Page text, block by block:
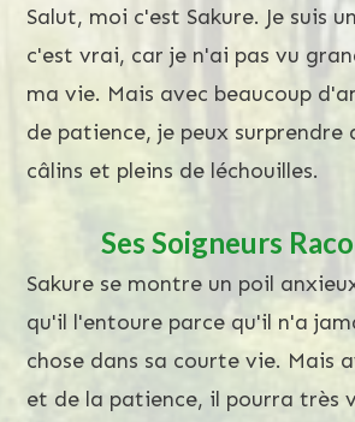
Salut, moi c'est Sakure. Je suis
c'est vrai, car je n'ai pas vu
ma vie. Mais avec beaucoup
de patience, je peux surprendre
câlins et pleins de léchouilles.
Ses Soigneurs
Sakure se montre un poil
qu'il l'entoure parce qu'il n'a
chose dans sa courte vie. Mais
et de la patience, il pourra très